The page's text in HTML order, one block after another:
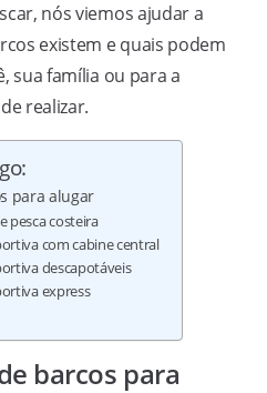
nós viemos ajudar a
existem e quais podem
sua família ou para a
realizar.
para alugar
pesca costeira
com cabine central
descapotáveis
express
barcos para